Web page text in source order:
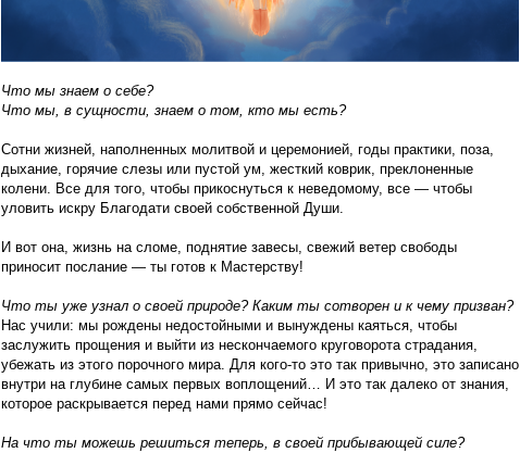
Что мы знаем о себе?
Что мы, в сущности, знаем о том, кто мы есть?
Сотни жизней, наполненных молитвой и церемонией, годы практики, поза,
дыхание, горячие слезы или пустой ум, жесткий коврик, преклоненные
колени. Все для того, чтобы прикоснуться к неведомому, все — чтобы
уловить искру Благодати своей собственной Души.
И вот она, жизнь на сломе, поднятие завесы, свежий ветер свободы
приносит послание — ты готов к Мастерству!
Что ты уже узнал о своей природе? Каким ты сотворен и к чему призван?
Нас учили: мы рождены недостойными и вынуждены каяться, чтобы
заслужить прощения и выйти из нескончаемого круговорота страдания,
убежать из этого порочного мира. Для кого-то это так привычно, это записано
внутри на глубине самых первых воплощений… И это так далеко от знания,
которое раскрывается перед нами прямо сейчас!
На что ты можешь решиться теперь, в своей прибывающей силе?